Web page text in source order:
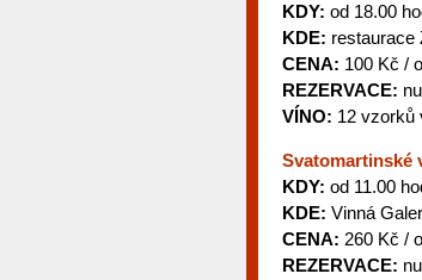
KDY: od 18.00
KDE: restaurace
CENA: 100 Kč /
REZERVACE:
VÍNO: 12 vzorků
Svatomartinské
KDY: od 11.00
KDE: Vinná
CENA: 260 Kč /
REZERVACE: